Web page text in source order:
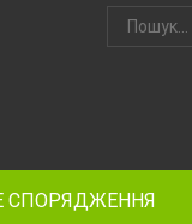
СПОРЯДЖЕННЯ